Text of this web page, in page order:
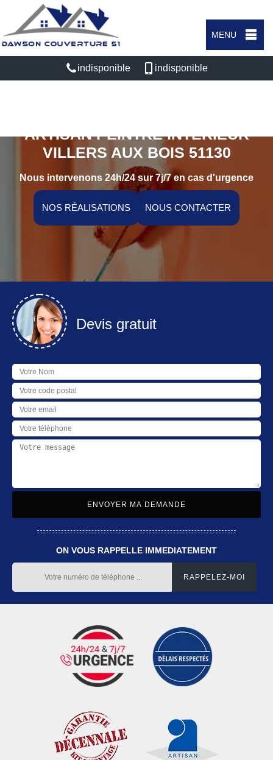
MENU
indisponible indisponible
ARTISAN PEINTRE INTÉRIEUR
VILLERS AUX BOIS 51130
Nous intervenons 24h/24 sur 7j/7 en cas d'urgence
NOS RÉALISATIONS NOUS CONTACTER
Devis gratuit
ON VOUS RAPPELLE IMMEDIATEMENT